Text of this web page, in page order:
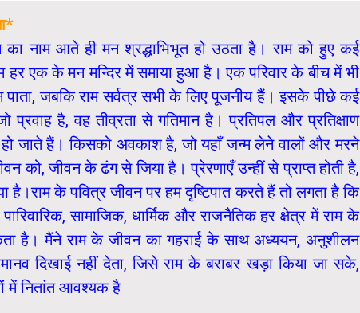
नाम आते ही मन श्रद्धाभिभूत हो उठता है। राम को हुए कई
हर एक के मन मन्दिर में समाया हुआ है। एक परिवार के बीच में भी
जबकि राम सर्वत्र सभी के लिए पूजनीय हैं। इसके पीछे कई
है, वह तीव्रता से गतिमान है। प्रतिपल और प्रतिक्षाण
जाते हैं। किसको अवकाश है, जो यहाँ जन्म लेने वालों और मरने
को, जीवन के ढंग से जिया है। प्रेरणाएँ उन्हीं से प्राप्त होती है,
के पवित्र जीवन पर हम दृष्टिपात करते हैं तो लगता है कि
सामाजिक, धार्मिक और राजनैतिक हर क्षेत्र में राम के
है। मैंने राम के जीवन का गहराई के साथ अध्ययन, अनुशीलन
दिखाई नहीं देता, जिसे राम के बराबर खड़ा किया जा सके,
में नितांत आवश्यक है